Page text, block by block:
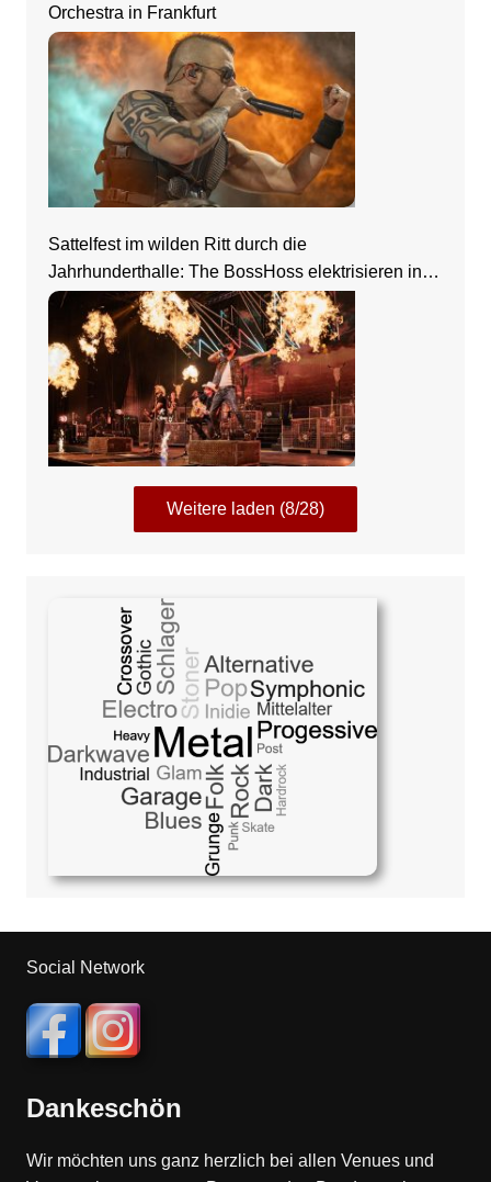
Orchestra in Frankfurt
Sattelfest im wilden Ritt durch die
Jahrhunderthalle: The BossHoss elektrisieren in
Frankfurt
Weitere laden (8/28)
Social Network
Dankeschön
Wir möchten uns ganz herzlich bei allen Venues und